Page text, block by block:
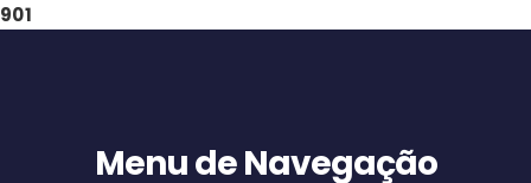
901
Menu de Navegação